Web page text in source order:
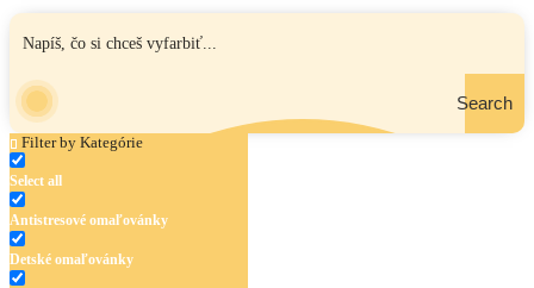
Search
Filter by Kategórie
Select all
Antistresové omaľovánky
Detské omaľovánky